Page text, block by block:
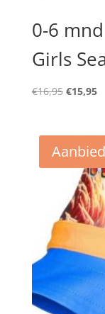
0-6
Girls
€16,95
€16,95.
€15,95